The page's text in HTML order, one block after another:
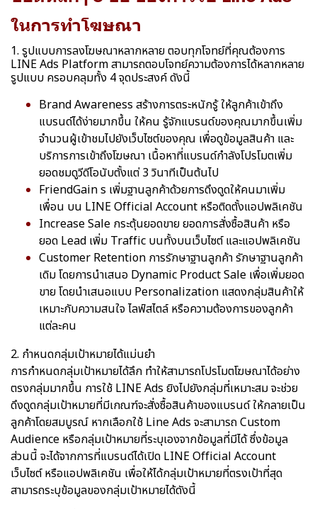
ในการทำโฆษณา
1. รูปแบบการลงโฆษณาหลากหลาย ตอบทุกโจทย์ที่คุณต้องการ
LINE Ads Platform สามารถตอบโจทย์ความต้องการได้หลากหลาย
รูปแบบ ครอบคลุมทั้ง 4 จุดประสงค์ ดังนี้
Brand Awareness สร้างการตระหนักรู้ ให้ลูกค้าเข้าถึง
แบรนด์ได้ง่ายมากขึ้น ให้คน รู้จักแบรนด์ของคุณมากขึ้นเพิ่ม
จำนวนผู้เข้าชมไปยังเว็บไซต์ของคุณ เพื่อดูข้อมูลสินค้า และ
บริการการเข้าถึงโฆษณา เนื้อหาที่แบรนด์กำลังโปรโมตเพิ่ม
ยอดชมดูวีดีโอนับตั้งแต่ 3 วินาทีเป็นต้นไป
FriendGain s เพิ่มฐานลูกค้าด้วยการดึงดูดให้คนมาเพิ่ม
เพื่อน บน LINE Official Account หรือติดตั้งแอปพลิเคชัน
Increase Sale กระตุ้นยอดขาย ยอดการสั่งซื้อสินค้า หรือ
ยอด Lead เพิ่ม Traffic บนทั้งบนเว็บไซต์ และแอปพลิเคชัน
Customer Retention การรักษาฐานลูกค้า รักษาฐานลูกค้า
เดิม โดยการนำเสนอ Dynamic Product Sale เพื่อเพิ่มยอด
ขาย โดยนำเสนอแบบ Personalization แสดงกลุ่มสินค้าให้
เหมาะกับความสนใจ ไลฟ์สไตล์ หรือความต้องการของลูกค้า
แต่ละคน
2. กำหนดกลุ่มเป้าหมายได้แม่นยำ
การกำหนดกลุ่มเป้าหมายได้ลึก ทำให้สามารถโปรโมตโฆษณาได้อย่าง
ตรงกลุ่มมากขึ้น การใช้ LINE Ads ยิงไปยังกลุ่มที่เหมาะสม จะช่วย
ดึงดูดกลุ่มเป้าหมายที่มีเกณฑ์จะสั่งซื้อสินค้าของแบรนด์ ให้กลายเป็น
ลูกค้าโดยสมบูรณ์ หากเลือกใช้ Line Ads จะสามารถ Custom
Audience หรือกลุ่มเป้าหมายที่ระบุเองจากข้อมูลที่มีได้ ซึ่งข้อมูล
ส่วนนี้ จะได้จากการที่แบรนด์ได้เปิด LINE Official Account
เว็บไซต์ หรือแอปพลิเคชัน เพื่อให้ได้กลุ่มเป้าหมายที่ตรงเป้าที่สุด
สามารถระบุข้อมูลของกลุ่มเป้าหมายได้ดังนี้